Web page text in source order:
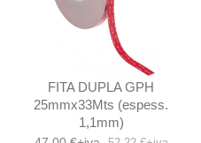
FITA DUPLA GPH
25mmx33Mts (espess.
1,1mm)